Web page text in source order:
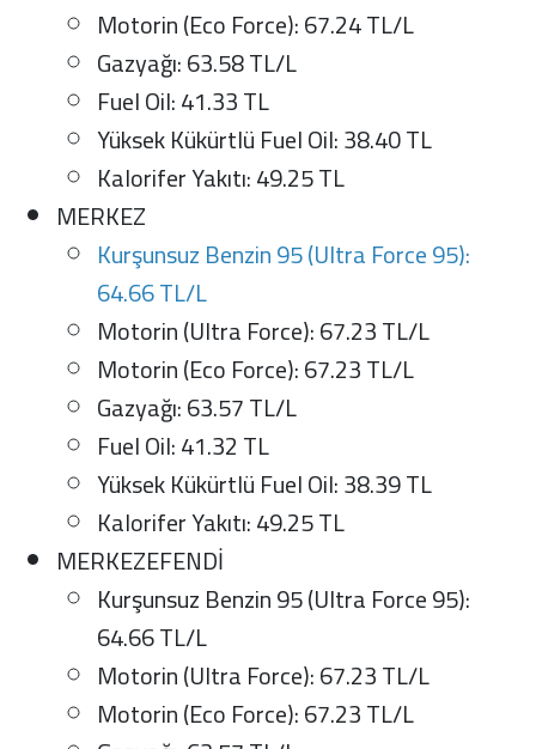
Motorin (Eco Force): 67.24 TL/L
Gazyağı: 63.58 TL/L
Fuel Oil: 41.33 TL
Yüksek Kükürtlü Fuel Oil: 38.40 TL
Kalorifer Yakıtı: 49.25 TL
MERKEZ
Kurşunsuz Benzin 95 (Ultra Force 95):
64.66 TL/L
Motorin (Ultra Force): 67.23 TL/L
Motorin (Eco Force): 67.23 TL/L
Gazyağı: 63.57 TL/L
Fuel Oil: 41.32 TL
Yüksek Kükürtlü Fuel Oil: 38.39 TL
Kalorifer Yakıtı: 49.25 TL
MERKEZEFENDİ
Kurşunsuz Benzin 95 (Ultra Force 95):
64.66 TL/L
Motorin (Ultra Force): 67.23 TL/L
Motorin (Eco Force): 67.23 TL/L